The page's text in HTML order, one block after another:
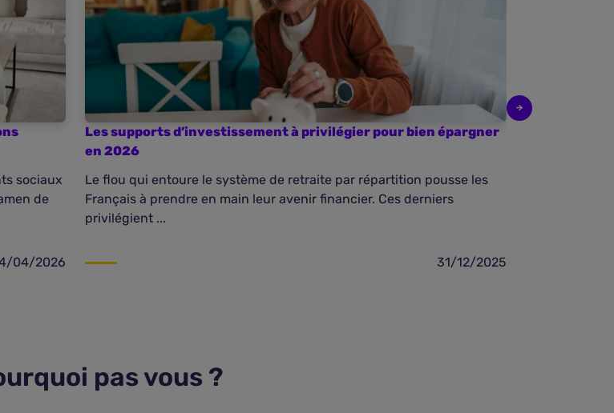
sociaux
de
04/2026
Les supports d’investissement à privilégier pour bien épargner
en 2026
Le flou qui entoure le système de retraite par répartition pousse les
Français à prendre en main leur avenir financier. Ces derniers
privilégient ...
31/12/2025
pas vous ?